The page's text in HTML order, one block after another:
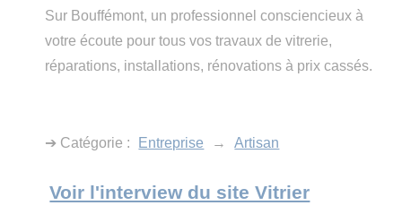
Sur Bouffémont, un professionnel consciencieux à
votre écoute pour tous vos travaux de vitrerie,
réparations, installations, rénovations à prix cassés.
➔ Catégorie : Entreprise → Artisan
Voir l'interview du site Vitrier